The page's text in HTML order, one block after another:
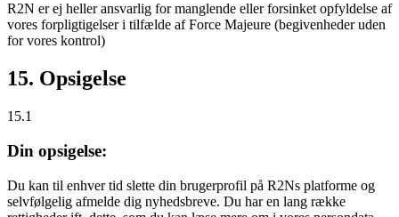
R2N er ej heller ansvarlig for manglende eller forsinket opfyldelse af
vores forpligtigelser i tilfælde af Force Majeure (begivenheder uden
for vores kontrol)
15. Opsigelse
15.1
Din opsigelse:
Du kan til enhver tid slette din brugerprofil på R2Ns platforme og
selvfølgelig afmelde dig nyhedsbreve. Du har en lang række